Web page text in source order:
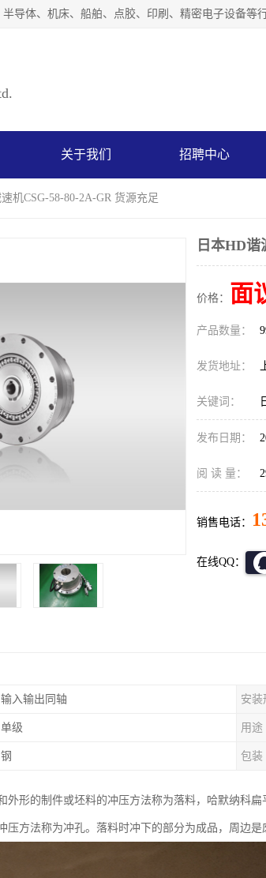
关于我们 招聘中心
机CSG-58-80-2A-GR 货源充足
日本HD谐
价格： 面
产品数量：
发货地址：
关键词：
发布日期：
阅 读 量：
销售电话：
在线QQ：
输入输出同轴 安装
单级 用途
钢 包装
外形的制件或坯料的冲压方法称为落料，哈默纳科
压方法称为冲孔。落料时冲下的部分为成品，周边是